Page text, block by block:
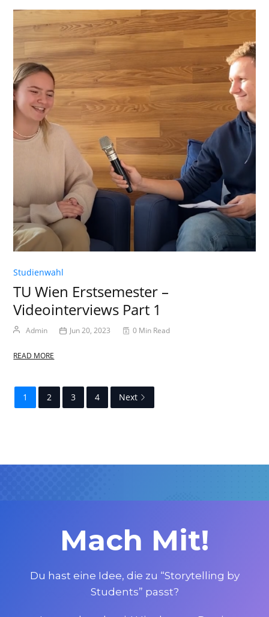
Studienwahl
TU Wien Erstsemester –
Videointerviews Part 1
Admin Jun 20, 2023 0 Min Read
READ MORE
1 2 3 4 Next
Mach Mit!
Du hast eine Idee, die zu “Storytelling by
Students” passt?